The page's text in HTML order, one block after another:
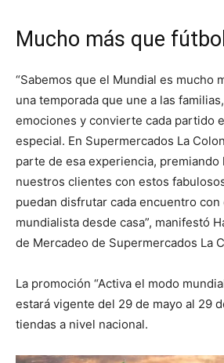
Mucho más que fútbol
“Sabemos que el Mundial es mucho
una temporada que une a las
emociones y convierte cada partido
especial. En Supermercados La
parte de esa experiencia, premiando
nuestros clientes con estos
puedan disfrutar cada encuentro
mundialista desde casa”, manifestó
de Mercadeo de Supermercados La
La promoción “Activa el modo
estará vigente del 29 de mayo al 29
tiendas a nivel nacional.